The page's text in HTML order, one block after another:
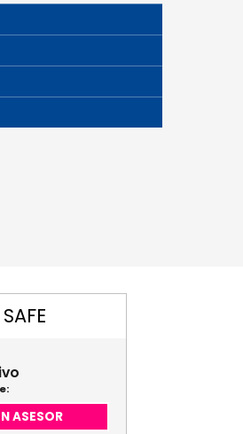
ASESOR